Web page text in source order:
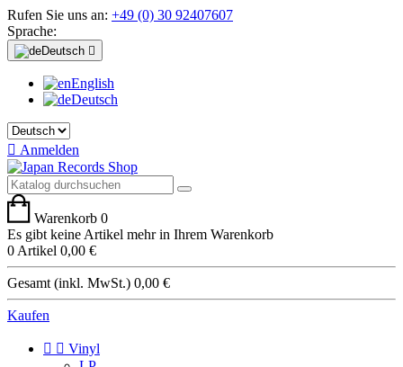
Rufen Sie uns an: +49 (0) 30 92407607
Sprache:
Deutsch 
English
Deutsch
 Anmelden
Warenkorb 0
Es gibt keine Artikel mehr in Ihrem Warenkorb
0 Artikel 0,00 €
Gesamt (inkl. MwSt.) 0,00 €
Kaufen
  Vinyl